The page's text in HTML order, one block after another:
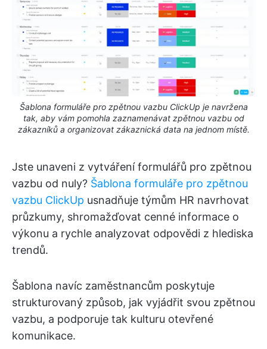
Šablona formuláře pro zpětnou vazbu ClickUp je navržena
tak, aby vám pomohla zaznamenávat zpětnou vazbu od
zákazníků a organizovat zákaznická data na jednom místě.
Jste unaveni z vytváření formulářů pro zpětnou
vazbu od nuly? Šablona formuláře pro zpětnou
vazbu ClickUp usnadňuje týmům HR navrhovat
průzkumy, shromažďovat cenné informace o
výkonu a rychle analyzovat odpovědi z hlediska
trendů.
Šablona navíc zaměstnancům poskytuje
strukturovaný způsob, jak vyjádřit svou zpětnou
vazbu, a podporuje tak kulturu otevřené
komunikace.